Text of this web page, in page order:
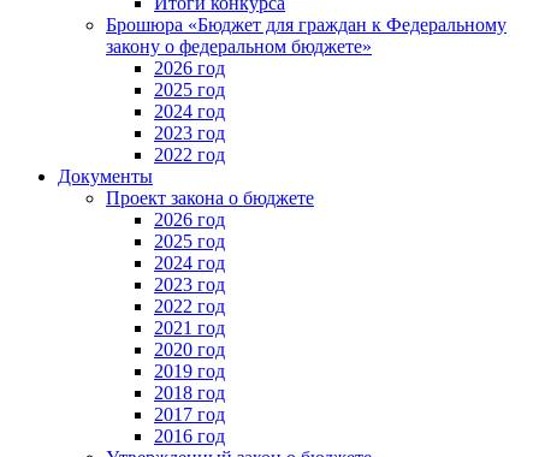
Брошюра «Бюджет для граждан к Федеральному
закону о федеральном бюджете»
2026 год
2025 год
2024 год
2023 год
2022 год
Документы
Проект закона о бюджете
2026 год
2025 год
2024 год
2023 год
2022 год
2021 год
2020 год
2019 год
2018 год
2017 год
2016 год